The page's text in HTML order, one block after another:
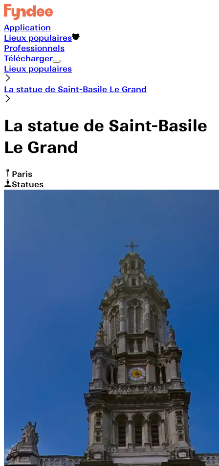
Application
Lieux populaires
Professionnels
Télécharger
Lieux populaires
La statue de Saint-Basile Le Grand
La statue de Saint-Basile
Le Grand
Paris
Statues